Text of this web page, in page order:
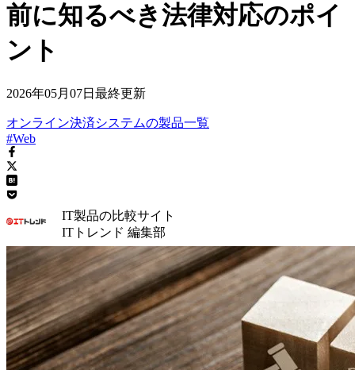
前に知るべき法律対応のポイ
ント
2026年05月07日 最終更新
オンライン決済システムの製品一覧
#Web
IT製品の比較サイト
ITトレンド 編集部